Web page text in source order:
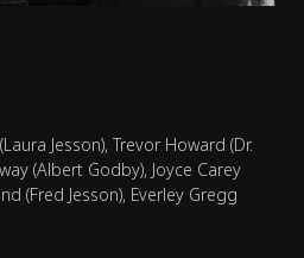
Jesson), Trevor Howard (Dr.
(Albert Godby), Joyce Carey
(Fred Jesson), Everley Gregg